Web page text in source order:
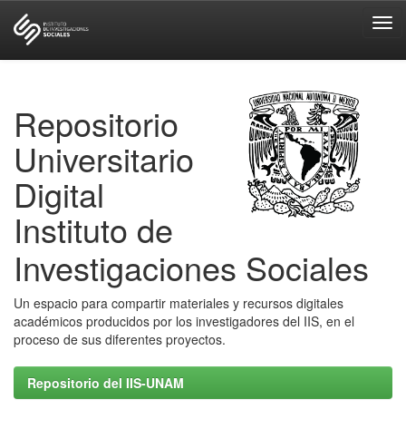
Repositorio
Universitario
Digital
Instituto de
Investigaciones Sociales
Un espacio para compartir materiales y recursos digitales
académicos producidos por los investigadores del IIS, en el
proceso de sus diferentes proyectos.
Repositorio del IIS-UNAM